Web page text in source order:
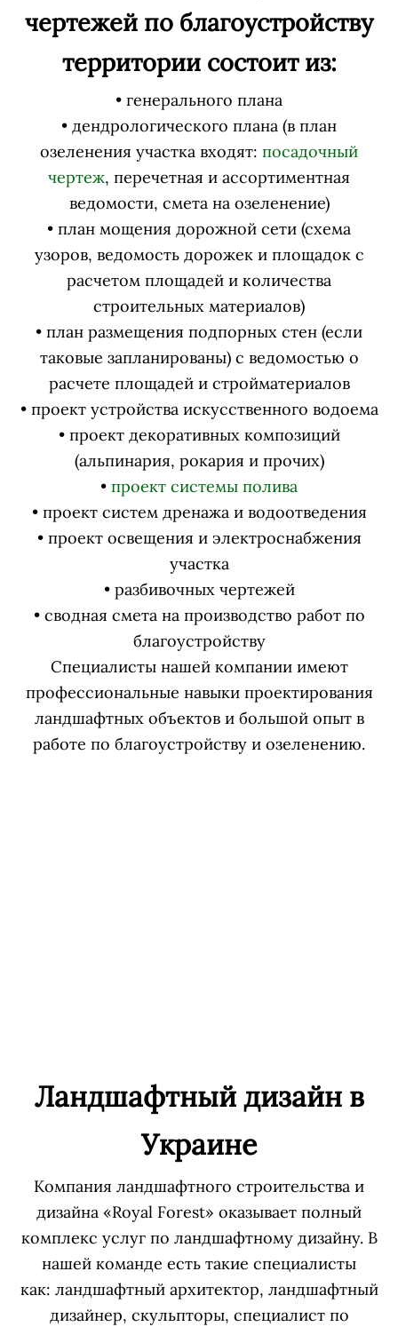
чертежей по благоустройству
территории состоит из:
• генерального плана
• дендрологического плана (в план
озеленения участка входят: посадочный
чертеж, перечетная и ассортиментная
ведомости, смета на озеленение)
• план мощения дорожной сети (схема
узоров, ведомость дорожек и площадок с
расчетом площадей и количества
строительных материалов)
• план размещения подпорных стен (если
таковые запланированы) с ведомостью о
расчете площадей и стройматериалов
• проект устройства искусственного водоема
• проект декоративных композиций
(альпинария, рокария и прочих)
• проект системы полива
• проект систем дренажа и водоотведения
• проект освещения и электроснабжения
участка
• разбивочных чертежей
• сводная смета на производство работ по
благоустройству
Специалисты нашей компании имеют
профессиональные навыки проектирования
ландшафтных объектов и большой опыт в
работе по благоустройству и озеленению.
Ландшафтный дизайнв
Украине
Компания ландшафтного строительства и
дизайна «Royal Forest» оказывает полный
комплекс услуг по ландшафтному дизайну. В
нашей команде есть такие специалисты
как: ландшафтный архитектор, ландшафтный
дизайнер, скульпторы, специалист по